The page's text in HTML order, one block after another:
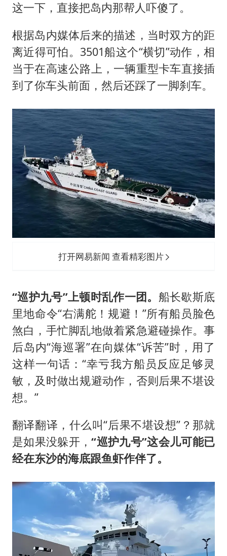
这一下，直接把岛内那帮人吓傻了。
根据岛内媒体后来的描述，当时双方的距
离近得可怕。3501船这个“横切”动作，相
当于在高速公路上，一辆重型卡车直接插
到了你车头前面，然后还踩了一脚刹车。
打开网易新闻 查看精彩图片
“巡护九号”上顿时乱作一团。 船长歇斯底
里地命令“右满舵！规避！”所有船员脸色
煞白，手忙脚乱地做着紧急避碰操作。事
后岛内“海巡署”在向媒体“诉苦”时，用了
这样一句话：“幸亏我方船员反应足够灵
敏，及时做出规避动作，否则后果不堪设
想。”
翻译翻译，什么叫“后果不堪设想”？那就
是如果没躲开，“巡护九号”这会儿可能已
经在东沙的海底跟鱼虾作伴了。